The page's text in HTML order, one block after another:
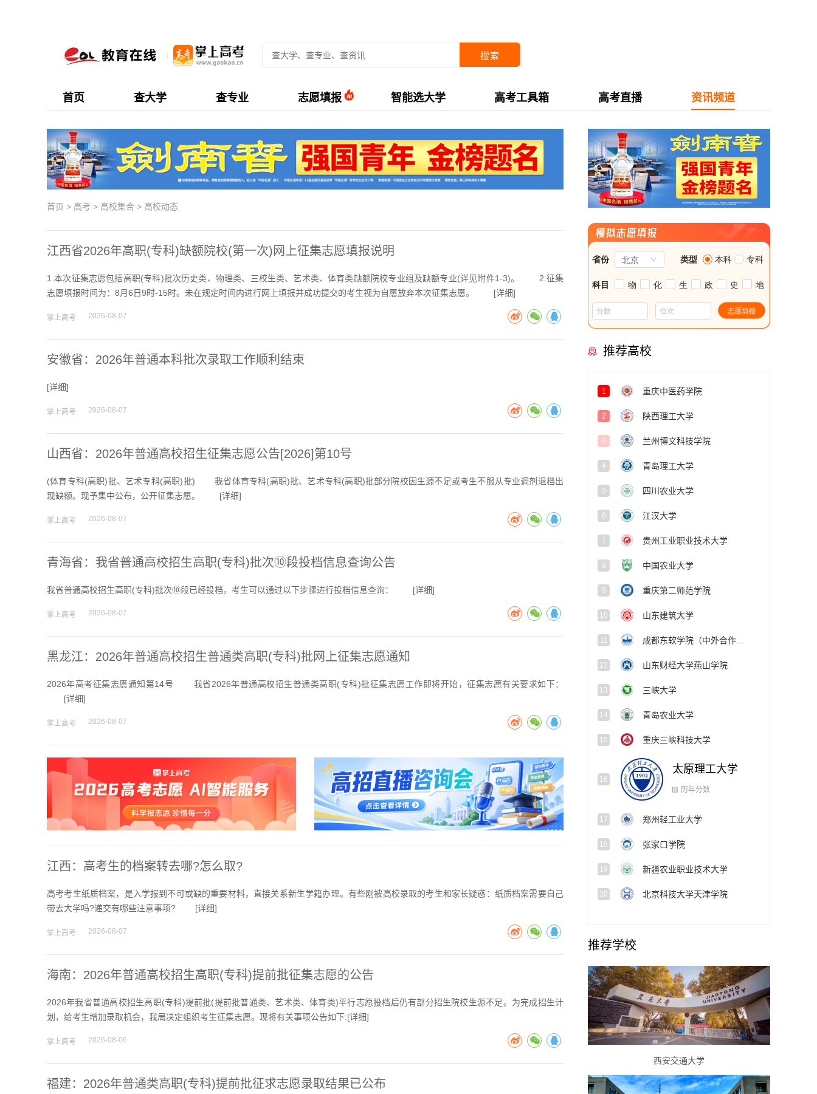
搜索
首页 查大学 查专业 志愿填报 智能选大学 高考工具箱 高考直播 资讯频道
首页 > 高考 > 高校集合 > 高校动态
江西省2026年高职(专科)缺额院校(第一次)网上征集志愿填报说明
1.本次征集志愿包括高职(专科)批次历史类、物理类、三校生类、艺术类、体育类缺额院校专业组及缺额专业(详见附件1-3)。 2.征集
志愿填报时间为：8月6日9时-15时。未在规定时间内进行网上填报并成功提交的考生视为自愿放弃本次征集志愿。 [详细]
掌上高考 2026-08-07
安徽省：2026年普通本科批次录取工作顺利结束
[详细]
掌上高考 2026-08-07
山西省：2026年普通高校招生征集志愿公告[2026]第10号
(体育专科(高职)批、艺术专科(高职)批) 我省体育专科(高职)批、艺术专科(高职)批部分院校因生源不足或考生不服从专业调剂退档出
现缺额。现予集中公布，公开征集志愿。 [详细]
掌上高考 2026-08-07
青海省：我省普通高校招生高职(专科)批次⑩段投档信息查询公告
我省普通高校招生高职(专科)批次⑩段已经投档，考生可以通过以下步骤进行投档信息查询： [详细]
掌上高考 2026-08-07
黑龙江：2026年普通高校招生普通类高职(专科)批网上征集志愿通知
2026年高考征集志愿通知第14号 我省2026年普通高校招生普通类高职(专科)批征集志愿工作即将开始，征集志愿有关要求如下：
[详细]
掌上高考 2026-08-07
江西：高考生的档案转去哪?怎么取?
高考考生纸质档案，是入学报到不可或缺的重要材料，直接关系新生学籍办理。有些刚被高校录取的考生和家长疑惑：纸质档案需要自己
带去大学吗?递交有哪些注意事项? [详细]
掌上高考 2026-08-07
海南：2026年普通高校招生高职(专科)提前批征集志愿的公告
2026年我省普通高校招生高职(专科)提前批(提前批普通类、艺术类、体育类)平行志愿投档后仍有部分招生院校生源不足。为完成招生计
划，给考生增加录取机会，我局决定组织考生征集志愿。现将有关事项公告如下:[详细]
掌上高考 2026-08-06
福建：2026年普通类高职(专科)提前批征求志愿录取结果已公布
推荐高校
1 重庆中医药学院
2 陕西理工大学
3 兰州博文科技学院
4 青岛理工大学
5 四川农业大学
6 江汉大学
7 贵州工业职业技术大学
8 中国农业大学
9 重庆第二师范学院
10 山东建筑大学
11
12 山东财经大学燕山学院
13 三峡大学
14 青岛农业大学
15 重庆三峡科技大学
太原理工大学
郑州轻工业大学
历年分数
18 张家口学院
19 新疆农业职业技术大学
20 北京科技大学天津学院
推荐学校
西安交通大学